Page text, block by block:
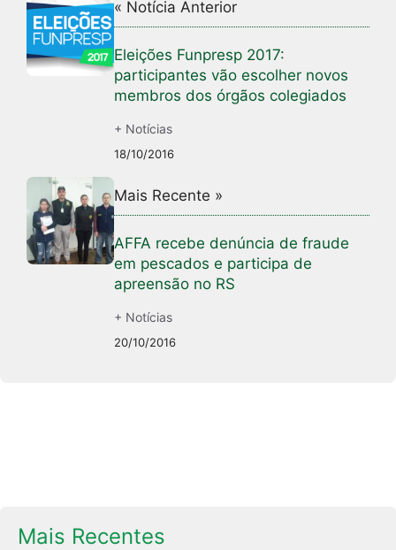
« Notícia Anterior
Eleições Funpresp 2017:
participantes vão escolher novos
membros dos órgãos colegiados
+ Notícias
18/10/2016
Mais Recente »
AFFA recebe denúncia de fraude
em pescados e participa de
apreensão no RS
+ Notícias
20/10/2016
Mais Recentes